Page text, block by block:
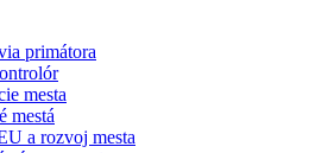
primátora
mesta
mestá
a rozvoj mesta